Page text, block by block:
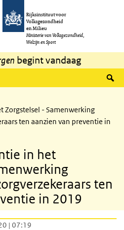
Rijksinstituut voor
Volksgezondheid
en Milieu
Ministerie van Volksgezondheid,
Welzijn en Sport
begint vandaag
Zorgstelsel - Samenwerking
ten aanzien van preventie in
in het
ten
in 2019
| 07:19